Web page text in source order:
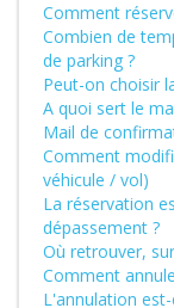
Comment
Combien de
de parking ?
Peut-on choisir
A quoi sert le
Mail de
Comment
véhicule / vol)
La réservation
dépassement ?
Où retrouver,
Comment
L'annulation